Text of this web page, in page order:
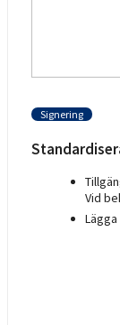
Signering
Vid